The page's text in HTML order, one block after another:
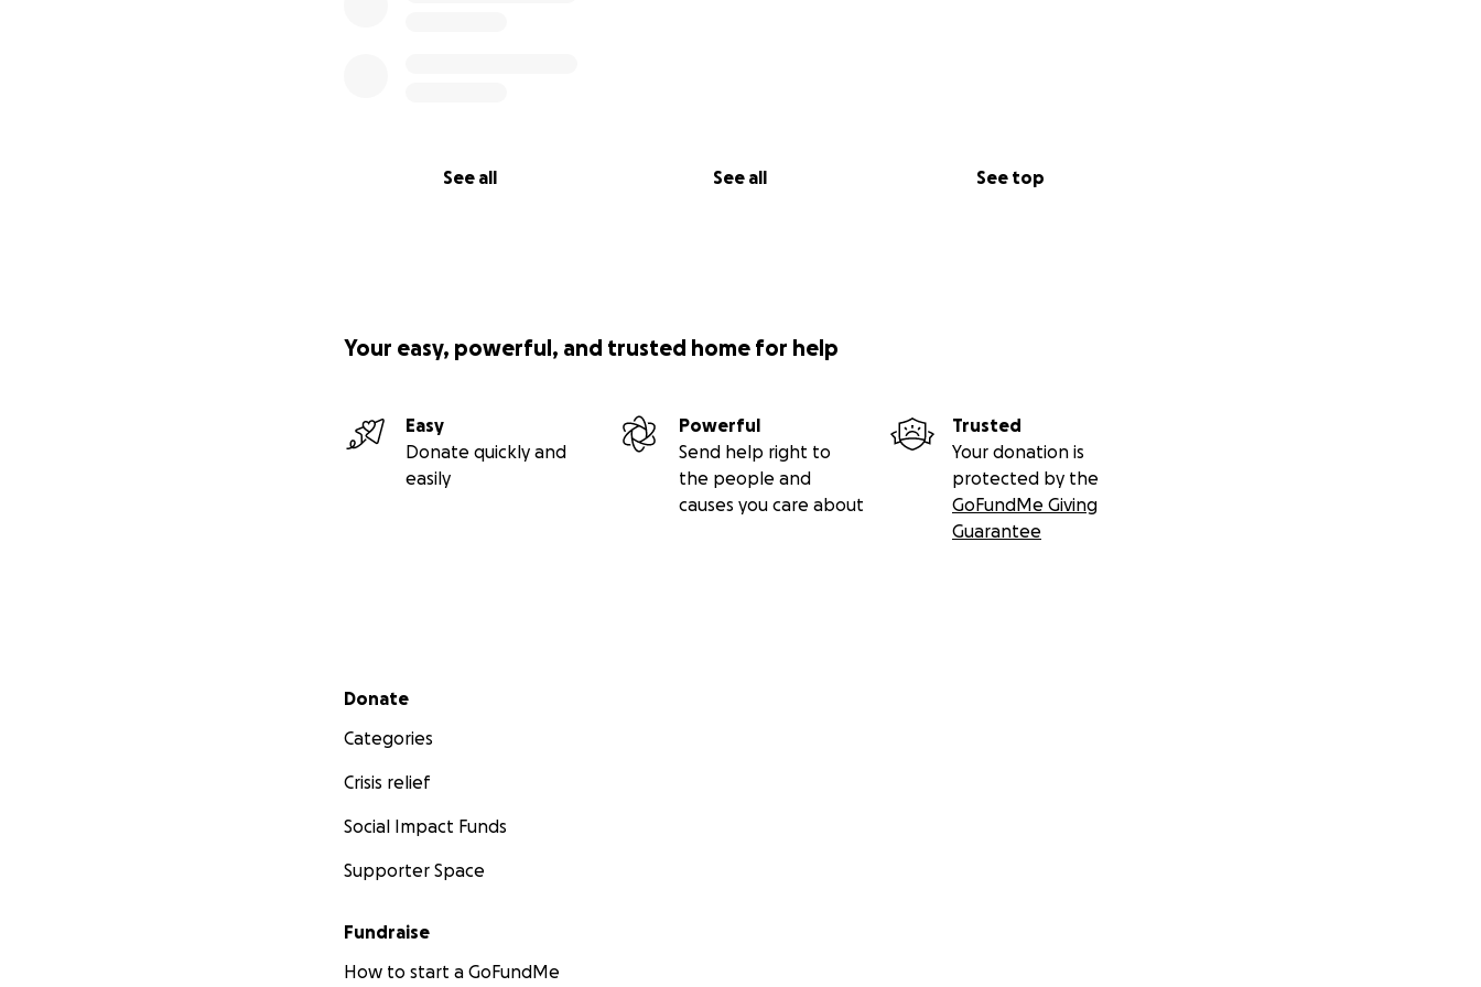
See all See all See top
Your easy, powerful, and trusted home for help
Easy
Donate quickly and
easily
Powerful
Send help right to
the people and
causes you care about
Trusted
Your donation is
protected by the
GoFundMe Giving
Guarantee
Secondary menu
Donate
Categories
Crisis relief
Social Impact Funds
Supporter Space
Fundraise
How to start a GoFundMe